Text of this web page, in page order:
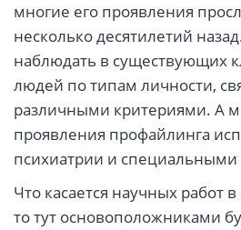
многие его проявления
несколько десятилетий
наблюдать в существующих
людей по типам личности,
различными критериями. А
проявления профайлинга
психиатрии и
Что касается научных работ
то тут основоположниками